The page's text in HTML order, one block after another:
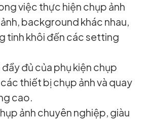
việc thực hiện chụp ảnh
background khác nhau,
tinh khôi đến các setting
đủ của phụ kiện chụp
thiết bị chụp ảnh và quay
cao.
ảnh chuyên nghiệp, giàu